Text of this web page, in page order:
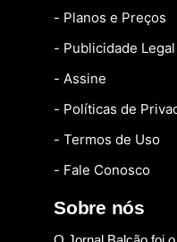
- Planos e Preços
- Publicidade Legal
- Assine
- Políticas de
- Termos de Uso
- Fale Conosco
Sobre nós